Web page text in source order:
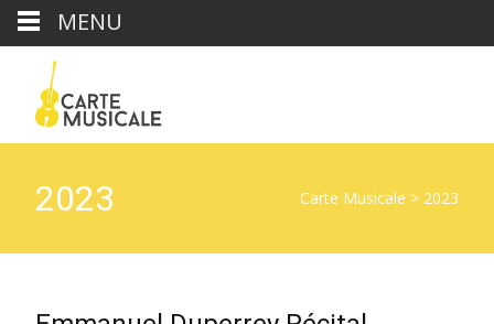
2023 Carte Musicale > 2023
MENU